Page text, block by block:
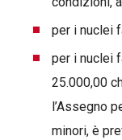
per i nuclei
per i nuclei
25.000,00
l’Assegno
minori, è